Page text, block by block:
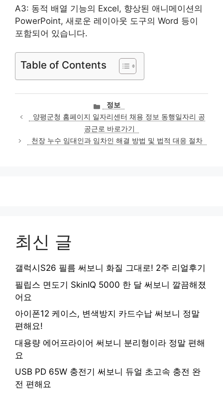
A3: 동적 배열 기능의 Excel, 향상된 애니메이션의
PowerPoint, 새로운 레이아웃 도구의 Word 등이
포함되어 있습니다.
Table of Contents
카
테
고
리
정보
양평군청 홈페이지 일자리센터 채용 정보 동행일자리 공
공근로 바로가기
천장 누수 임대인과 임차인 해결 방법 및 법적 대응 절차
최신 글
갤럭시S26 필름 써보니 화질 그대로! 2주 리얼후기
필립스 면도기 SkinIQ 5000 한 달 써보니 깔끔해졌
어요
아이폰12 케이스, 변색방지 카드수납 써보니 정말
편해요!
대용량 에어프라이어 써보니 분리형이라 정말 편해
요
USB PD 65W 충전기 써보니 듀얼 초고속 충전 완
전 편해요